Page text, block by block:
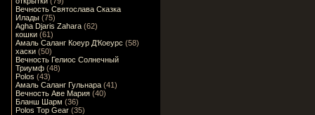
Вечность Святослава Сказка
Илады (75)
Agha Djaris Zahara (62)
кошки (61)
Амаль Саланг Коеур Д'Коеурс (58)
хаски (50)
Вечность Гелиос Солнечный
Триумф (48)
Polos (43)
Амаль Саланг Гульнара (41)
Вечность Аве Мария (40)
Бланш Шарм (36)
Polos Top Gear (35)